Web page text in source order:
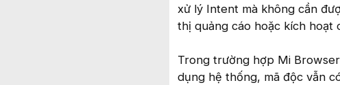
xử lý Intent mà không cần
thị quảng cáo hoặc kích hoạt
Trong trường hợp Mi
dụng hệ thống, mã độc vẫn